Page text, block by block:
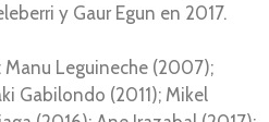
y Gaur Egun en 2017.
Leguineche (2007);
Gabilondo (2011); Mikel